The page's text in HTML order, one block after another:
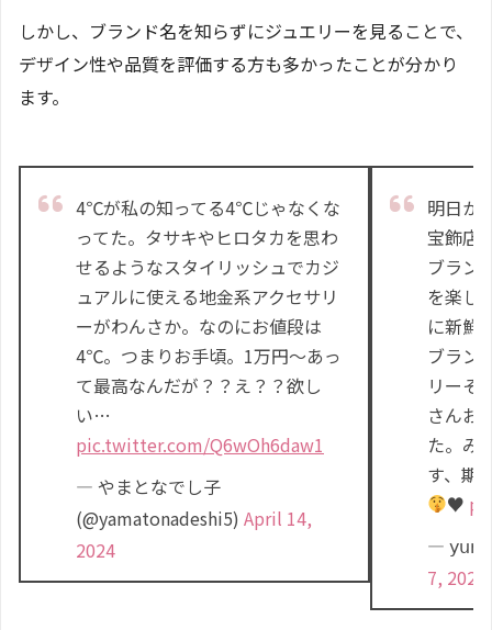
しかし、ブランド名を知らずにジュエリーを見ることで、
デザイン性や品質を評価する方も多かったことが分かり
ます。
4℃が私の知ってる4℃じゃなくな
ってた。タサキやヒロタカを思わ
せるようなスタイリッシュでカジ
ュアルに使える地金系アクセサリ
ーがわんさか。なのにお値段は
4℃。つまりお手頃。1万円〜あっ
て最高なんだが？？え？？欲し
い…
pic.twitter.com/Q6wOh6daw1
— やまとなでし子
(@yamatonadeshi5) April 14,
2024
明日か
宝飾店
ブラン
を楽し
に新鮮
ブラン
リーそ
さんお
た。み
す、期
♥
—
7, 2023